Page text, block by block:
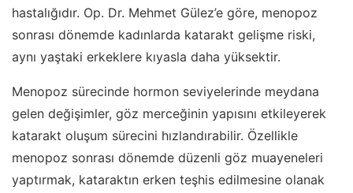
hastalığıdır. Op. Dr. Mehmet Gülez’e göre, menopoz
sonrası dönemde kadınlarda katarakt gelişme riski,
aynı yaştaki erkeklere kıyasla daha yüksektir.
Menopoz sürecinde hormon seviyelerinde meydana
gelen değişimler, göz merceğinin yapısını etkileyerek
katarakt oluşum sürecini hızlandırabilir. Özellikle
menopoz sonrası dönemde düzenli göz muayeneleri
yaptırmak, kataraktın erken teşhis edilmesine olanak